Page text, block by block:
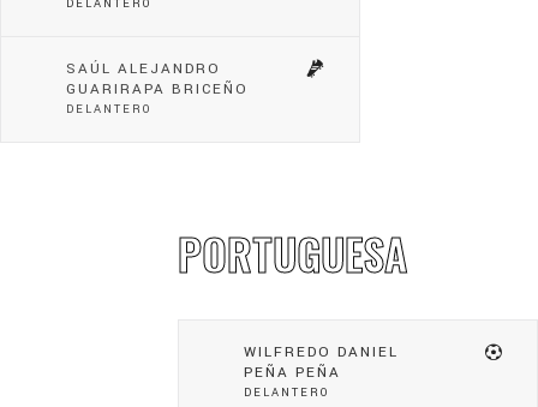
SAÚL ALEJANDRO
GUARIRAPA BRICEÑO
DELANTERO
PORTUGUESA
WILFREDO DANIEL
PEÑA PEÑA
DELANTERO